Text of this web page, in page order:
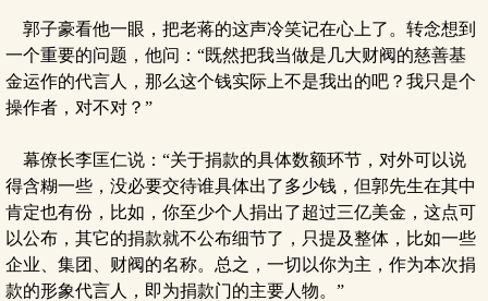
郭子豪看他一眼，把老蒋的这声冷笑记在心上了。转念想到
一个重要的问题，他问：“既然把我当做是几大财阀的慈善基
金运作的代言人，那么这个钱实际上不是我出的吧？我只是个
操作者，对不对？”
幕僚长李匡仁说：“关于捐款的具体数额环节，对外可以说
得含糊一些，没必要交待谁具体出了多少钱，但郭先生在其中
肯定也有份，比如，你至少个人捐出了超过三亿美金，这点可
以公布，其它的捐款就不公布细节了，只提及整体，比如一些
企业、集团、财阀的名称。总之，一切以你为主，作为本次捐
款的形象代言人，即为捐款门的主要人物。”